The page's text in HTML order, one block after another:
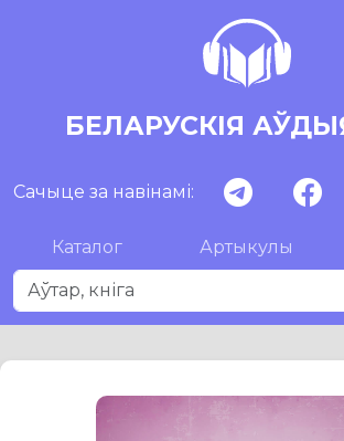
БЕЛАРУСКІЯ
Сачыце за навінамі:
Каталог Артыкулы